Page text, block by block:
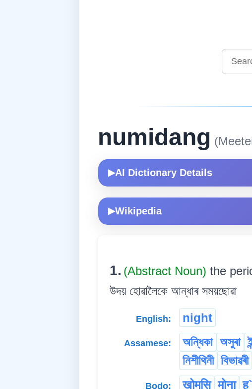
numidang
▶AI Dictionary Details
▶Wikipedia
1. (Abstract Noun) the
উদয় হোৱালৈকে আন্ধাৰ সময়ছোৱা
English: night
Assamese: অন্ধিকা অসুৰা
নিশীথিনী বিভাৱৰী
Bodo: खोमसि मोना